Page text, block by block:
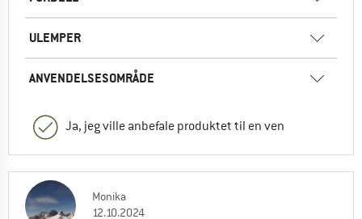
ULEMPER
ANVENDELSESOMRÅDE
Ja, jeg ville anbefale produktet til en ven
Monika
12.10.2024